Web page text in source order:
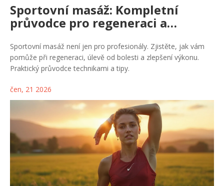
Sportovní masáž: Kompletní
průvodce pro regeneraci a
pohodu
Sportovní masáž není jen pro profesionály. Zjistěte, jak vám
pomůže při regeneraci, úlevě od bolesti a zlepšení výkonu.
Praktický průvodce technikami a tipy.
čen, 21 2026